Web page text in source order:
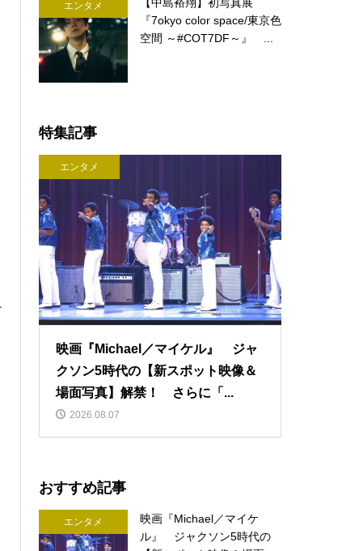
エンタメ
【中島裕翔】初写真展
『7okyo color space/東京色
空間 ～#COT7DF～』 ...
特集記事
エンタメ
映画『Michael／マイケル』 ジャ
クソン5時代の【新スポット映像＆
場面写真】解禁！ さらに「...
2026.08.07
おすすめ記事
エンタメ
映画『Michael／マイケ
ル』 ジャクソン5時代の